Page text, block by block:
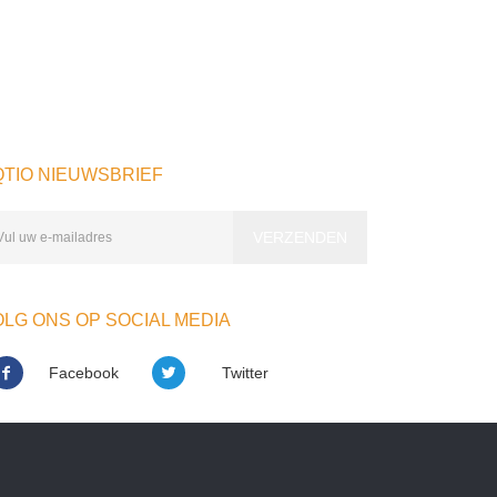
NIEUWSBRIEF
ONS OP SOCIAL MEDIA
Facebook Twitter